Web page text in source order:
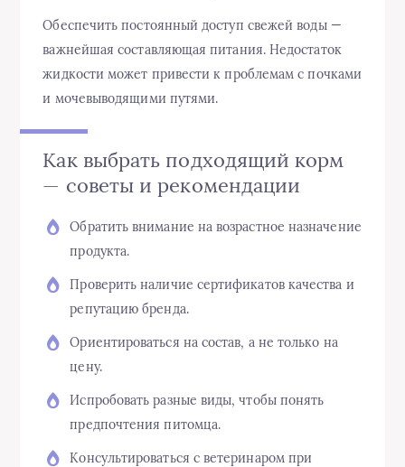
Обеспечить постоянный доступ свежей воды —
важнейшая составляющая питания. Недостаток
жидкости может привести к проблемам с почками
и мочевыводящими путями.
Как выбрать подходящий корм
— советы и рекомендации
Обратить внимание на возрастное назначение
продукта.
Проверить наличие сертификатов качества и
репутацию бренда.
Ориентироваться на состав, а не только на
цену.
Испробовать разные виды, чтобы понять
предпочтения питомца.
Консультироваться с ветеринаром при